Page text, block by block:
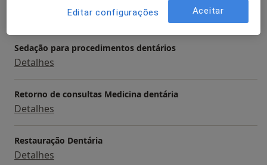
Sedação para procedimentos dentários
Detalhes
Retorno de consultas Medicina dentária
Detalhes
Restauração Dentária
Detalhes
Editar configurações Aceitar